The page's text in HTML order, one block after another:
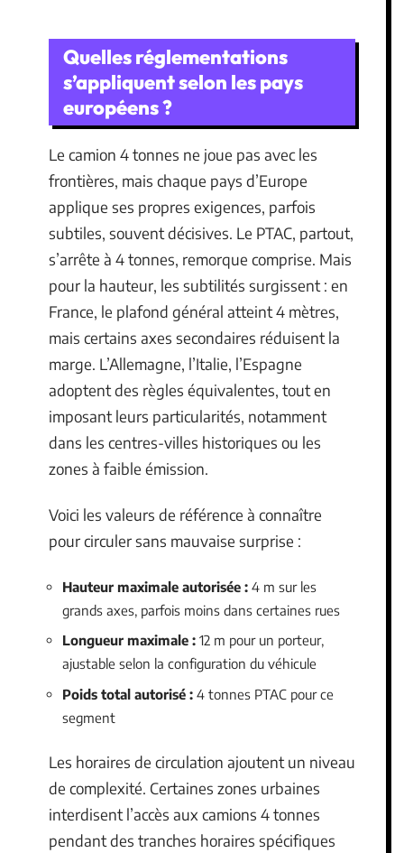
Quelles réglementations
s’appliquent selon les pays
européens ?
Le camion 4 tonnes ne joue pas avec les
frontières, mais chaque pays d’Europe
applique ses propres exigences, parfois
subtiles, souvent décisives. Le PTAC, partout,
s’arrête à 4 tonnes, remorque comprise. Mais
pour la hauteur, les subtilités surgissent : en
France, le plafond général atteint 4 mètres,
mais certains axes secondaires réduisent la
marge. L’Allemagne, l’Italie, l’Espagne
adoptent des règles équivalentes, tout en
imposant leurs particularités, notamment
dans les centres-villes historiques ou les
zones à faible émission.
Voici les valeurs de référence à connaître
pour circuler sans mauvaise surprise :
Hauteur maximale autorisée : 4 m sur les
grands axes, parfois moins dans certaines rues
Longueur maximale : 12 m pour un porteur,
ajustable selon la configuration du véhicule
Poids total autorisé : 4 tonnes PTAC pour ce
segment
Les horaires de circulation ajoutent un niveau
de complexité. Certaines zones urbaines
interdisent l’accès aux camions 4 tonnes
pendant des tranches horaires spécifiques